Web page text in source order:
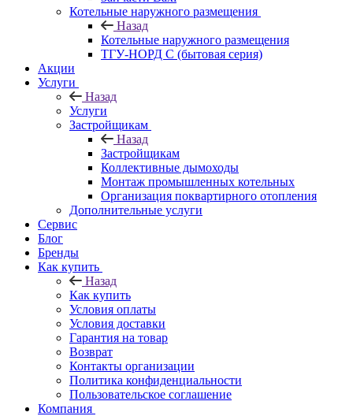
Котельные наружного размещения
Назад
Котельные наружного размещения
ТГУ-НОРД С (бытовая серия)
Акции
Услуги
Назад
Услуги
Застройщикам
Назад
Застройщикам
Коллективные дымоходы
Монтаж промышленных котельных
Организация поквартирного отопления
Дополнительные услуги
Сервис
Блог
Бренды
Как купить
Назад
Как купить
Условия оплаты
Условия доставки
Гарантия на товар
Возврат
Контакты организации
Политика конфиденциальности
Пользовательское соглашение
Компания